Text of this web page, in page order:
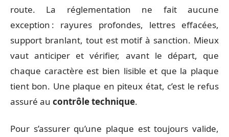
route. La réglementation ne fait aucune
exception : rayures profondes, lettres effacées,
support branlant, tout est motif à sanction. Mieux
vaut anticiper et vérifier, avant le départ, que
chaque caractère est bien lisible et que la plaque
tient bon. Une plaque en piteux état, c’est le refus
assuré au contrôle technique.
Pour s’assurer qu’une plaque est toujours valide,